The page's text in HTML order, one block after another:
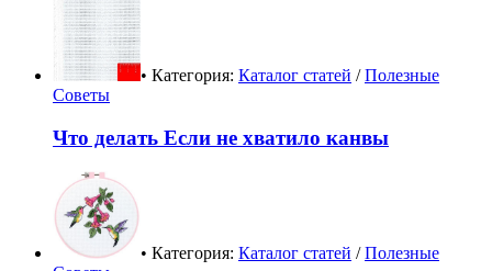
• Категория: Каталог статей /Полезные
Советы
Что делать Если не хватило канвы
• Категория: Каталог статей /Полезные